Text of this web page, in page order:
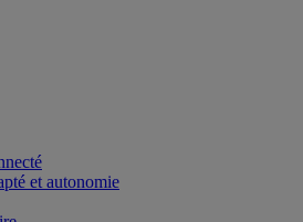
et autonomie